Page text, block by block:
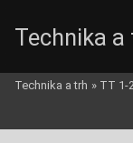
Technika a
Technika a trh » TT 1-